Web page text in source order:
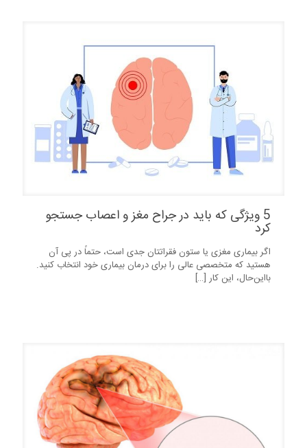
5 ویژگی که باید در جراح مغز و اعصاب جستجو
کرد
اگر بیماری مغزی یا ستون فقراتتان جدی است، حتماً در پی آن
هستید که متخصصی عالی را برای درمان بیماری خود انتخاب کنید.
بااین‌حال، این کار […]